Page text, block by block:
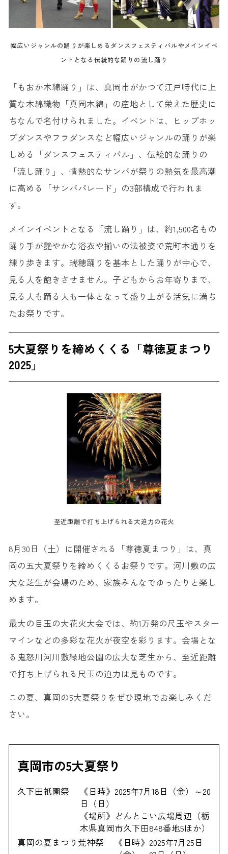
幅広いジャンルの踊りが楽しめるダンスフェスティバルやメインイベ
ントとなる伝統的な踊りの流し踊り
「もおか木綿踊り」は、真岡市がかつて江戸時代に上
質な木綿織物「真岡木綿」の産地として栄えた歴史に
ちなんで名付けられました。イベントは、ヒップホッ
プダンスやフラダンスなど幅広いジャンルの踊りが楽
しめる「ダンスフェスティバル」、伝統的な踊りの
「流し踊り」、情熱的なサンバが祭りの熱気を最高潮
に高める「サンバパレード」の3部構成で行われま
す。
メインイベントとなる「流し踊り」は、約1,500名もの
踊り手が艶やかな浴衣や揃いの法被姿で荒町本通りを
練り歩きます。瑞穂踊りを基本とした踊りが中心で、
見る人を飽きさせません。子どもからお年寄りまで、
見る人も踊る人も一体となって盛り上がる活気に満ち
たお祭りです。
5大夏祭りを締めくくる「尊徳夏まつり
2025」
至近距離で打ち上げられる大迫力の花火
8月30日（土）に開催される「尊徳夏まつり」は、真
岡の五大夏祭りを締めくくるお祭りです。河川敷の広
大な芝生が会場のため、家族みんなでゆったりと楽し
めます。
最大の目玉の大花火大会では、約1万発の尺玉やスター
マインなどの多彩な花火が夜空を彩ります。会場とな
る鬼怒川河川敷緑地公園の広大な芝生から、至近距離
で打ち上げられる尺玉の迫力は見ものです。
この夏、真岡の5大夏祭りをぜひ現地でお楽しみくだ
さい。
真岡市の5大夏祭り
久下田祇園祭
《日時》2025年7月18日（金）～20
日（日）
《場所》どんとこい広場周辺（栃
木県真岡市久下田848番地5ほか）
真岡の夏まつり荒神祭
《日時》2025年7月25日